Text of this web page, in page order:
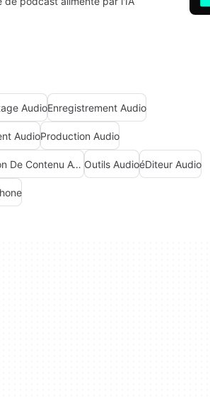
AudioEnregistrement Audio
AudioProduction Audio
Applications De Creation De Contenu Avec Intelligence Artificielle Outils AudioéDiteur Audio